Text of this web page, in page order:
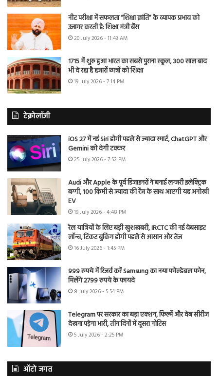
नीट परीक्षा में सफलता “शिक्षा क्रांति” के व्यापक प्रभाव को
उजागर करती है: शिक्षा मंत्री बैंस
20 July 2026 - 11:43 AM
1715 में शुरू हुआ भारत का सबसे पुराना स्कूल, 300 साल बाद
भी दे रहा है हजारों छात्रों को शिक्षा
19 July 2026 - 7:14 PM
टेक्नोलॉजी
iOS 27 में नई Siri होगी पहले से ज्यादा स्मार्ट, ChatGPT और
Gemini को देगी टक्कर
25 July 2026 - 7:52 PM
Audi और Apple के पूर्व डिजाइनरों ने बनाई लग्जरी इलेक्ट्रिक
बग्गी, 100 किमी से ज्यादा की रेंज के साथ आएगी यह अनोखी
EV
19 July 2026 - 4:48 PM
रेल यात्रियों के लिए बड़ी खुशखबरी, IRCTC की नई वेबसाइट
लॉन्च, टिकट बुकिंग होगी पहले से आसान और तेज
16 July 2026 - 1:45 PM
999 रुपये में रिजर्व करें Samsung का नया फोल्डेबल फोन,
मिलेंगे 2799 रुपये के फायदे
8 July 2026 - 5:54 PM
Telegram पर सरकार का बड़ा एक्शन, फिल्में और वेब सीरीज
देखना पड़ेगा भारी, तीन दिनों में दूसरा नोटिस
5 July 2026 - 2:25 PM
ऑटो जगत